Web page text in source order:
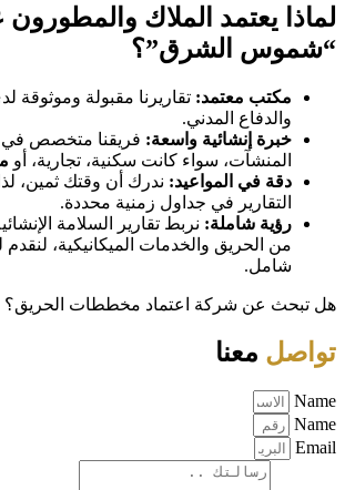
لماذا يعتمد الملاك
“شموس الشرق”؟
مكتب معتمد: تقاريرنا مقبولة وموثوقة
والدفاع المدني.
خبرة إنشائية واسعة: فريقنا متخصص في
المنشآت، سواء كانت سكنية، تجارية، أو
دقة في المواعيد: ندرك أن وقتك ثمين،
التقارير في جداول زمنية محددة.
رؤية شاملة: نربط تقارير السلامة
من الحريق والخدمات الميكانيكية،
شامل.
هل تبحث عن شركة اعتماد مخططات الحريق؟
تواصل معنا
Name
Name
Email